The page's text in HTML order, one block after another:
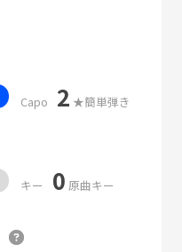
Capo 2 ★簡単弾き
キー 0 原曲キー